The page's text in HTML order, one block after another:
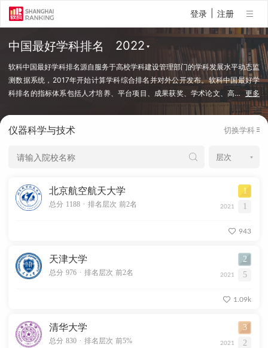
登录 注册
中国最好学科排名
…更多
软科中国最好学科排名源自服务于高校学科建设管理部门的学科发展水平动态监
测数据系统，2017年开始计算学科综合排名并对外公开发布。软科中国最好学
科排名的指标体系包括人才培养、平台项目、成果获奖、学术论文、高
端人才等指标类别，使用百余项学科建设管理中密切关注的指标变量，强调通过
好学科排名采用的学科口径是国务院学位委员会、教育部颁布的《研究生教育学
对象是在该学科设有研究生学位授权点的所有高校，发布的是在该学科排名前
业学位类别，涉及超过500所高校的上万个学科点（查看排名方法）。
仪器科学与技术 切换学科
北京航空航天大学 1
总分 1188 . 排名层次 前2名 2021 1
943
天津大学 2
总分 976 . 排名层次 前2名 2021 5
1.09k
清华大学 3
总分 830 . 排名层次 前5% 2021 2